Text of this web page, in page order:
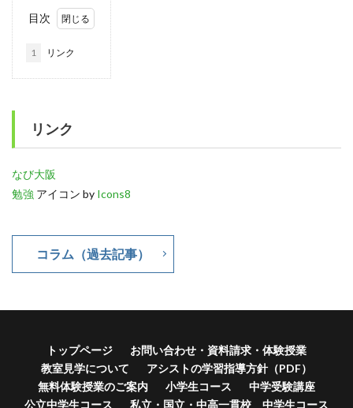
目次
1 リンク
リンク
なび大阪
勉強 アイコン by Icons8
コラム（過去記事）
トップページ
お問い合わせ・資料請求・体験授業
教室見学について
アシストの学習指導方針（PDF）
無料体験授業のご案内
小学生コース
中学受験講座
公立中学生コース
私立・国立・中高一貫校 中学生コース